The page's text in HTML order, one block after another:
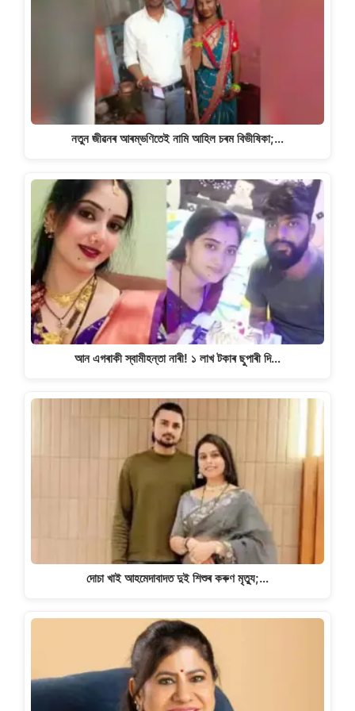
নতুন জীৱনৰ আৰম্ভণিতেই নামি আহিল চৰম বিভীষিকা;…
আন এগৰাকী স্বামীহন্তা নাৰী! ১ লাখ টকাৰ ছুপাৰী দি…
দোচা খাই আহমেদাবাদত দুই শিশুৰ কৰুণ মৃত্যু;…